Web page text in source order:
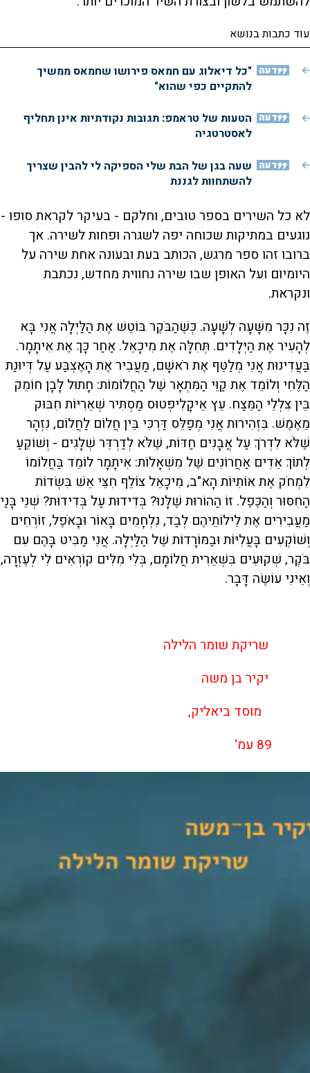
עוד כתבות בנושא
דעה "כל דיאלוג עם חמאס פירושו שחמאס ממשיך
להתקיים כפי שהוא"
דעה הטעות של טראמפ: תגובות נקודתיות אינן תחליף
לאסטרטגיה
דעה שעה בגן של הבת שלי הספיקה לי להבין שצריך
להשתחוות לגננת
לא כל השירים בספר טובים, וחלקם - בעיקר לקראת סופו -
נוגעים במתיקות שכוחה יפה לשגרה ופחות לשירה. אך
ברובו זהו ספר מרגש, הכותב בעת ובעונה אחת שירה על
היומיום ועל האופן שבו שירה נחווית מחדש, נכתבת
ונקראת.
זֶה נִכָּר מִשָּׁעָה לְשָׁעָה. כְּשֶׁהַבֹּקֶר בּוֹטֵשׁ אֶת הַלַּיְלָה אֲנִי בָּא
לְהָעִיר אֶת הַיְּלָדִים. תְּחִלָּה אֶת מִיכָאֵל. אַחַר כָּךְ אֶת אִיתָמָר.
בַּעֲדִינוּת אֲנִי מְלַטֵּף אֶת רֹאשָׁם, מַעֲבִיר אֶת הָאֶצְבַּע עַל דְּיוּנַת
הַלֶּחִי וְלוֹמֵד אֶת קַוֵּי הַמִּתְאָר שֶׁל הַחֲלוֹמוֹת: חָתוּל לָבָן חוֹמֵק
בֵּין צִלְלֵי הַמֵּצַח. עֵץ אֵיקָלִיפְּטוּס מַסְתִּיר שְׁאֵרִיּוֹת חִבּוּק
מֵאֶמֶשׁ. בִּזְהִירוּת אֲנִי מְפַלֵּס דַּרְכִּי בֵּין חֲלוֹם לַחֲלוֹם, נִזְהָר
שֶׁלֹּא לִדְרֹךְ עַל אֲבָנִים חַדּוֹת, שֶׁלֹּא לְדַרְדֵּר שְׁלָגִים - וְשׁוֹקֵעַ
לְתוֹךְ אֵדִים אַחֲרוֹנִים שֶׁל מִשְׁאָלוֹת: אִיתָמָר לוֹמֵד בַּחֲלוֹמוֹ
לִמְחֹק אֶת אוֹתִיּוֹת הָא"ב, מִיכָאֵל צוֹלֵף חִצֵּי אֵשׁ בִּשְׂדוֹת
הַחִסּוּר וְהַכֶּפֶל. זוֹ הַהוֹרוּת שֶׁלָּנוּ? בְּדִידוּת עַל בְּדִידוּת? שְׁנֵי בָּנַי
מַעֲבִירִים אֶת לֵילוֹתֵיהֶם לְבַד, נִלְחָמִים בָּאוֹר וּבָאֹפֶל, זוֹרְחִים
וְשׁוֹקְעִים בָּעֲלִיּוֹת וּבַמּוֹרָדוֹת שֶׁל הַלַּיְלָה. אֲנִי מַבִּיט בָּהֶם עִם
בֹּקֶר, שְׁקוּעִים בִּשְׁאֵרִית חֲלוֹמָם, בְּלִי מִלִּים קוֹרְאִים לִי לְעֶזְרָה,
וְאֵינִי עוֹשֶׂה דָּבָר.
שריקת שומר הלילה
יקיר בן משה
מוסד ביאליק,